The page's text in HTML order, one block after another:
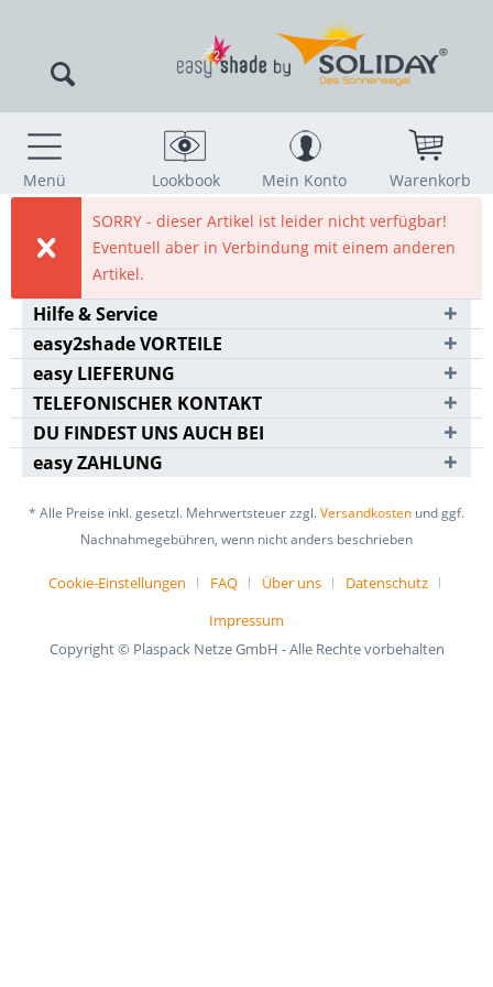
Menü Lookbook Mein Konto
Warenkorb
SORRY - dieser Artikel ist leider nicht verfügbar!
Eventuell aber in Verbindung mit einem anderen
Artikel.
Hilfe & Service
easy2shade VORTEILE
easy LIEFERUNG
TELEFONISCHER KONTAKT
DU FINDEST UNS AUCH BEI
easy ZAHLUNG
* Alle Preise inkl. gesetzl. Mehrwertsteuer zzgl.Versandkosten und ggf.
Nachnahmegebühren, wenn nicht anders beschrieben
Cookie-Einstellungen FAQ Über uns
Datenschutz
Impressum
Copyright © Plaspack Netze GmbH - Alle Rechte vorbehalten